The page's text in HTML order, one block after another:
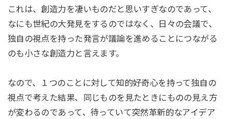
これは、創造力を凄いものだと思いすぎなのであって、
なにも世紀の大発見をするのではなく、日々の会議で、
独自の視点を持った発言が議論を進めることにつながる
のも小さな創造力と言えます。
なので、１つのことに対して知的好奇心を持って独自の
視点で考えた結果、同じものを見たときにものの見え方
が変わるのであって、待っていて突然革新的なアイデア